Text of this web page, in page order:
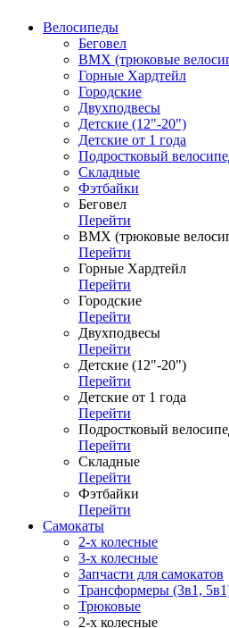
Велосипеды
Беговел
ВМХ (трюковые
Горные Хардтейл
Городские
Двухподвесы
Детские (12"-20")
Детские от 1 года
Подростковый
Складные
Фэтбайки
Беговел
Перейти
ВМХ (трюковые
Перейти
Горные Хардтейл
Перейти
Городские
Перейти
Двухподвесы
Перейти
Детские (12"-20")
Перейти
Детские от 1 года
Перейти
Подростковый
Перейти
Складные
Перейти
Фэтбайки
Перейти
Самокаты
2-х колесные
3-х колесные
Запчасти для самокатов
Трансформеры (3в1,
Трюковые
2-х колесные